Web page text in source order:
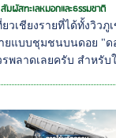
มผัสทะเลหมอกและธรรมชาติ
วเชียงรายที่ได้ทั้งวิวภู
ยแบบชุมชนบนดอย "
พลาดเลยครับ สำหรับ